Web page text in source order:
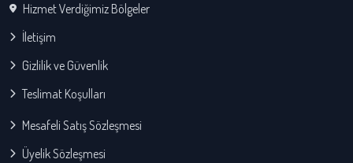
Hizmet Verdiğimiz Bölgeler
İletişim
Gizlilik ve Güvenlik
Teslimat Koşulları
Mesafeli Satış Sözleşmesi
Üyelik Sözleşmesi